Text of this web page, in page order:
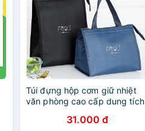
Túi đựng hộp cơm giữ nhiệt
văn phòng cao cấp dung tích
31.000 đ